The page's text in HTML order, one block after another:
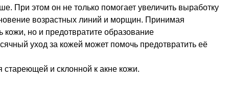
При этом он не только помогает увеличить выработку
возрастных линий и морщин. Принимая
но и предотвратите образование
уход за кожей может помочь предотвратить её
и склонной к акне кожи.